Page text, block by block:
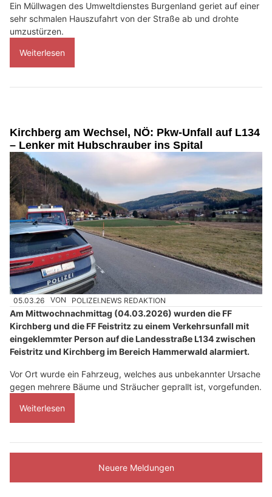
Ein Müllwagen des Umweltdienstes Burgenland geriet auf einer
sehr schmalen Hauszufahrt von der Straße ab und drohte
umzustürzen.
Weiterlesen
Kirchberg am Wechsel, NÖ: Pkw-Unfall auf L134
– Lenker mit Hubschrauber ins Spital
05.03.26 VON POLIZEI.NEWS REDAKTION
Am Mittwochnachmittag (04.03.2026) wurden die FF
Kirchberg und die FF Feistritz zu einem Verkehrsunfall mit
eingeklemmter Person auf die Landesstraße L134 zwischen
Feistritz und Kirchberg im Bereich Hammerwald alarmiert.
Vor Ort wurde ein Fahrzeug, welches aus unbekannter Ursache
gegen mehrere Bäume und Sträucher geprallt ist, vorgefunden.
Weiterlesen
Neuere Meldungen